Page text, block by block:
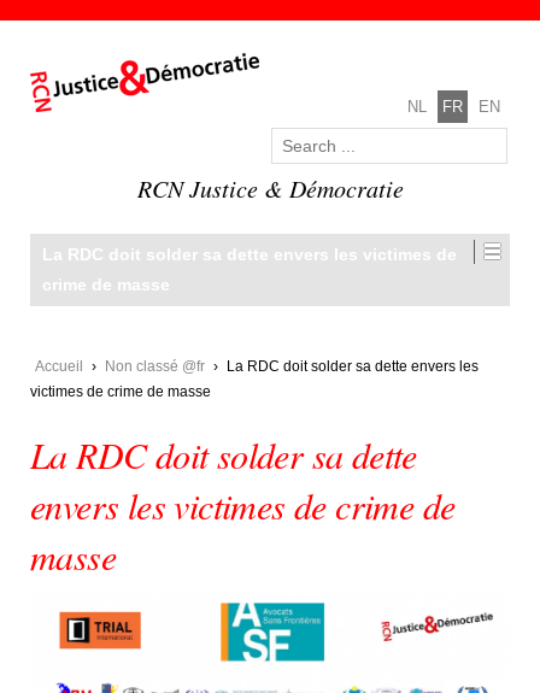
NL FR EN
RCN Justice & Démocratie
La RDC doit solder sa dette envers les victimes de
crime de masse
Accueil › Non classé @fr ›
La RDC doit solder sa dette envers les
victimes de crime de masse
La RDC doit solder sa dette
envers les victimes de crime de
masse